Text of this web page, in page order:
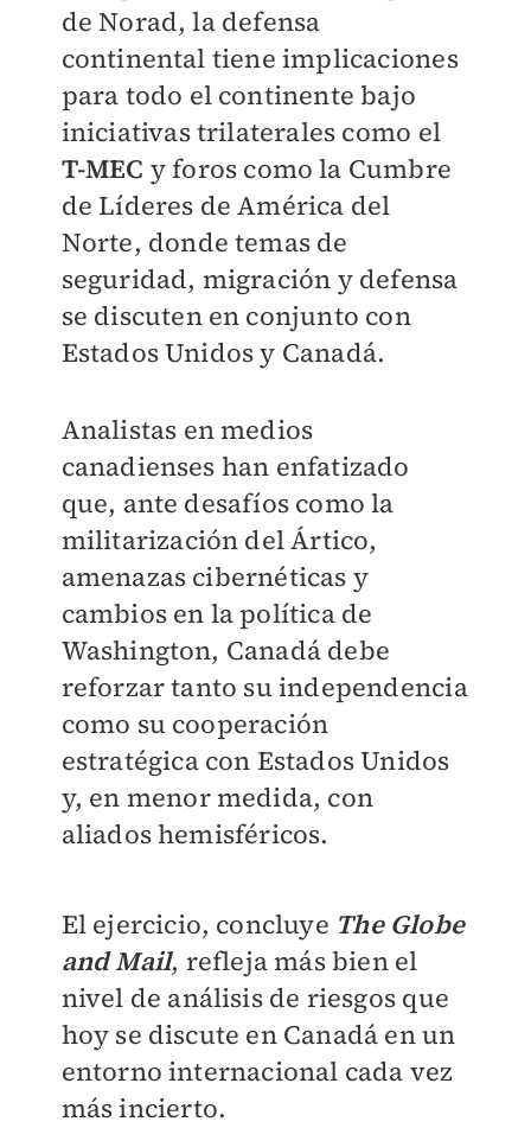
de Norad, la defensa
continental tiene implicaciones
para todo el continente bajo
iniciativas trilaterales como el
T-MEC y foros como la Cumbre
de Líderes de América del
Norte, donde temas de
seguridad, migración y defensa
se discuten en conjunto con
Estados Unidos y Canadá.
Analistas en medios
canadienses han enfatizado
que, ante desafíos como la
militarización del Ártico,
amenazas cibernéticas y
cambios en la política de
Washington, Canadá debe
reforzar tanto su independencia
como su cooperación
estratégica con Estados Unidos
y, en menor medida, con
aliados hemisféricos.
El ejercicio, concluye The Globe
and Mail, refleja más bien el
nivel de análisis de riesgos que
hoy se discute en Canadá en un
entorno internacional cada vez
más incierto.